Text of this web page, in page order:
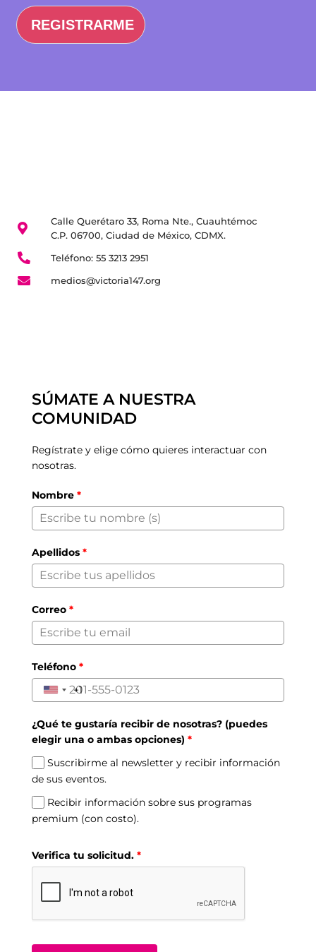
REGISTRARME
Calle Querétaro 33, Roma Nte., Cuauhtémoc
C.P. 06700, Ciudad de México, CDMX.
Teléfono: 55 3213 2951
medios@victoria147.org
SÚMATE A NUESTRA
COMUNIDAD
Regístrate y elige cómo quieres interactuar con
nosotras.
Nombre *
Apellidos *
Correo *
Teléfono *
United
+1
+1
¿Qué te gustaría recibir de nosotras? (puedes
elegir una o ambas opciones) *
Suscribirme al newsletter y recibir información
de sus eventos.
Recibir información sobre sus programas
premium (con costo).
Verifica tu solicitud. *